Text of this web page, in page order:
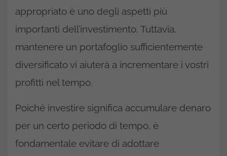
appropriato è uno degli aspetti più
importanti dell’investimento. Tuttavia,
mantenere un portafoglio sufficientemente
diversificato vi aiuterà a incrementare i vostri
profitti nel tempo.
Poiché investire significa accumulare denaro
per un certo periodo di tempo, è
fondamentale evitare di adottare